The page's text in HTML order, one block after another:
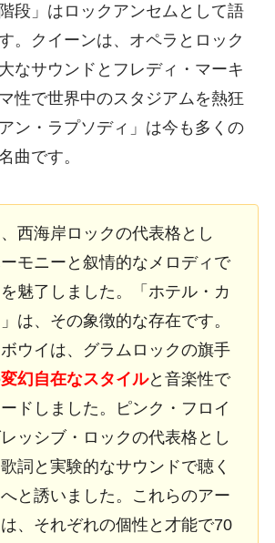
段」はロックアンセムとして語
。クイーンは、オペラとロック
なサウンドとフレディ・マーキ
性で世界中のスタジアムを熱狂
ン・ラプソディ」は今も多くの
曲です。
西海岸ロックの代表格とし
モニーと叙情的なメロディで
魅了しました。「ホテル・カ
は、その象徴的な存在です。
ウイは、グラムロックの旗手
変幻自在なスタイルと音楽性で
ドしました。ピンク・フロイ
ッシブ・ロックの代表格とし
詞と実験的なサウンドで聴く
と誘いました。これらのアー
、それぞれの個性と才能で70